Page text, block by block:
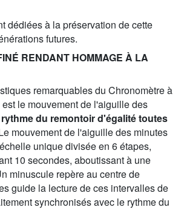
dédiées à la préservation de cette
futures.
RENDANT HOMMAGE À LA
remarquables du Chronomètre à
le mouvement de l'aiguille des
rythme du remontoir d'égalité toutes
mouvement de l'aiguille des minutes
unique divisée en 6 étapes,
10 secondes, aboutissant à une
minuscule repère au centre de
guide la lecture de ces intervalles de
synchronisés avec le rythme du